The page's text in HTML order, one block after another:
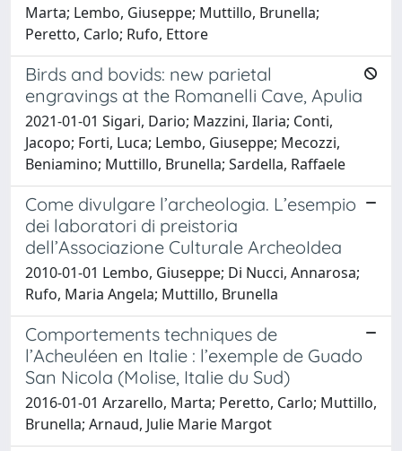
Marta; Lembo, Giuseppe; Muttillo, Brunella;
Peretto, Carlo; Rufo, Ettore
Birds and bovids: new parietal
engravings at the Romanelli Cave, Apulia
2021-01-01 Sigari, Dario; Mazzini, Ilaria; Conti,
Jacopo; Forti, Luca; Lembo, Giuseppe; Mecozzi,
Beniamino; Muttillo, Brunella; Sardella, Raffaele
Come divulgare l’archeologia. L’esempio
dei laboratori di preistoria
dell’Associazione Culturale ArcheoIdea
2010-01-01 Lembo, Giuseppe; Di Nucci, Annarosa;
Rufo, Maria Angela; Muttillo, Brunella
Comportements techniques de
l’Acheuléen en Italie : l’exemple de Guado
San Nicola (Molise, Italie du Sud)
2016-01-01 Arzarello, Marta; Peretto, Carlo; Muttillo,
Brunella; Arnaud, Julie Marie Margot